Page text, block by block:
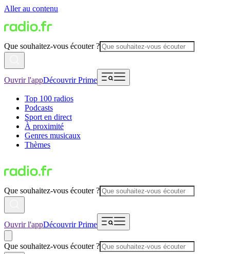
Aller au contenu
Que souhaitez-vous écouter ?
Ouvrir l'appDécouvrir Prime
Top 100 radios
Podcasts
Sport en direct
À proximité
Genres musicaux
Thèmes
Que souhaitez-vous écouter ?
Ouvrir l'appDécouvrir Prime
Que souhaitez-vous écouter ?